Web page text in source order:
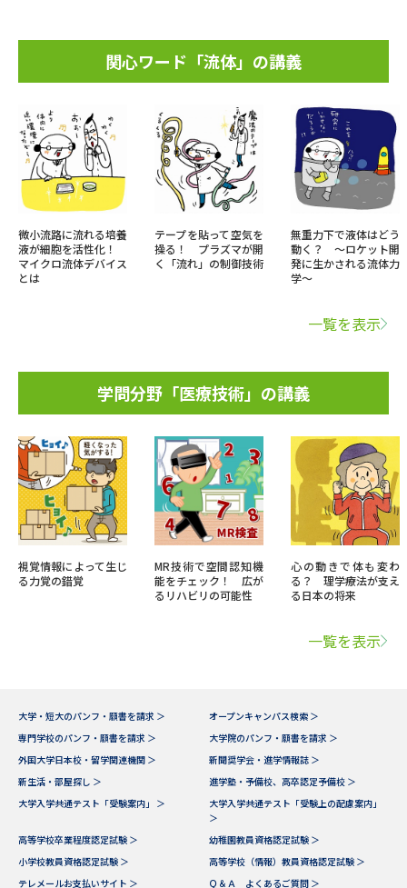
関心ワード「流体」の講義
微小流路に流れる培養
液が細胞を活性化！
マイクロ流体デバイス
とは
テープを貼って空気を
操る！ プラズマが開
く「流れ」の制御技術
無重力下で液体はどう
動く？ ～ロケット開
発に生かされる流体力
学～
一覧を表示
学問分野「医療技術」の講義
視覚情報によって生じ
る力覚の錯覚
MR技術で空間認知機
能をチェック！ 広が
るリハビリの可能性
心の動きで体も変わ
る？ 理学療法が支え
る日本の将来
一覧を表示
大学・短大のパンフ・願書を請求 ＞
オープンキャンパス検索 ＞
専門学校のパンフ・願書を請求 ＞
大学院のパンフ・願書を請求 ＞
外国大学日本校・留学関連機関 ＞
新聞奨学会・進学情報誌 ＞
新生活・部屋探し ＞
進学塾・予備校、高卒認定予備校 ＞
大学入学共通テスト「受験案内」 ＞
大学入学共通テスト「受験上の配慮案内」
＞
高等学校卒業程度認定試験 ＞
幼稚園教員資格認定試験 ＞
小学校教員資格認定試験 ＞
高等学校（情報）教員資格認定試験 ＞
テレメールお支払いサイト ＞
Ｑ＆Ａ よくあるご質問 ＞